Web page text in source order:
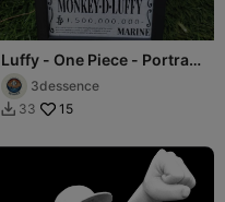
Luffy - One Piece - Portrait
Hueforge3dessence
 33 15